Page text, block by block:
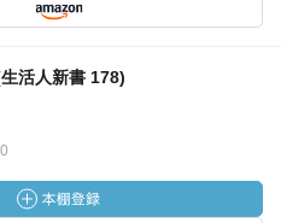
活人新書 178)
0